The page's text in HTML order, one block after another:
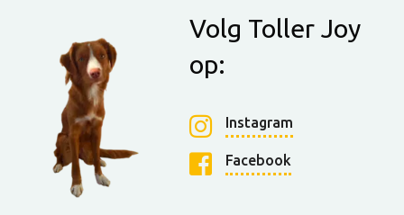
Volg Toller Joy
op:
Instagram
Facebook